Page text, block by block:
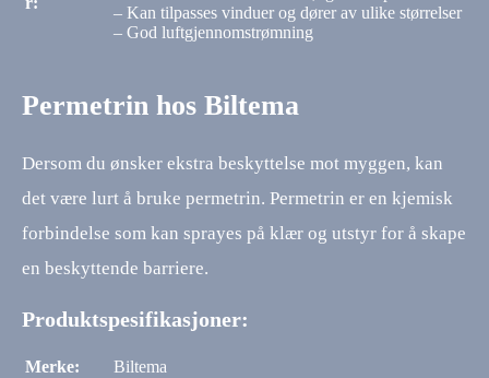
– Kan tilpasses vinduer og dører av ulike størrelser
– God luftgjennomstrømning
Permetrin hos Biltema
Dersom du ønsker ekstra beskyttelse mot myggen, kan
det være lurt å bruke permetrin. Permetrin er en kjemisk
forbindelse som kan sprayes på klær og utstyr for å skape
en beskyttende barriere.
Produktspesifikasjoner:
Merke:
Biltema